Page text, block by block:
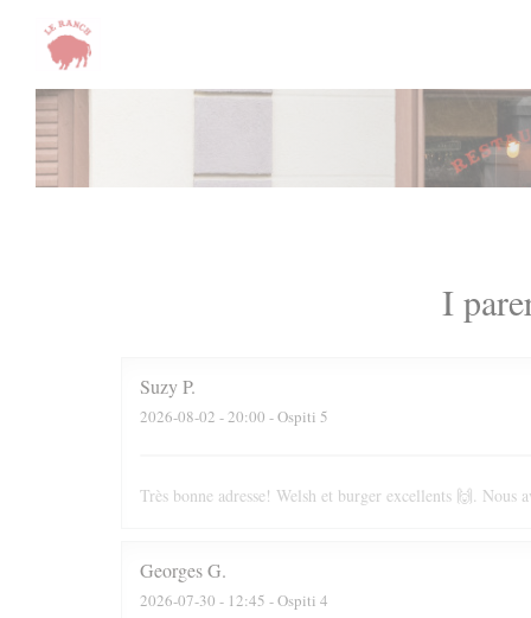
Personalizzazione delle tue scelte sui cookie
I
SuzyP
2026-08-02 - 20:00 - Ospiti 5
Très bonne adresse! Welsh et burger excellents 🙌. Nous
GeorgesG
2026-07-30 - 12:45 - Ospiti 4